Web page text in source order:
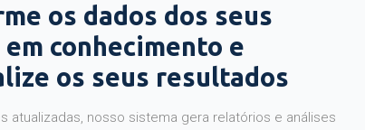
os dados dos seus
conhecimento e
os seus resultados
atualizadas, nosso sistema gera relatórios e análises